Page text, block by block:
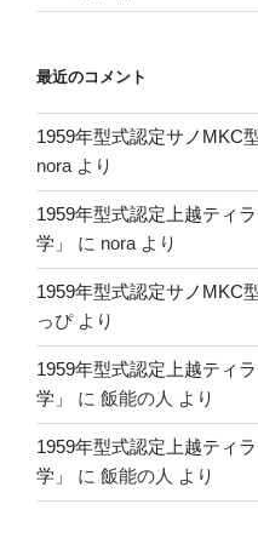
最近のコメント
1959年型式認定サノMKC
nora より
1959年型式認定上越ティ
学」
に nora より
1959年型式認定サノMKC
っぴより
1959年型式認定上越ティ
学」
に 飯能の人 より
1959年型式認定上越ティ
学」
に 飯能の人 より